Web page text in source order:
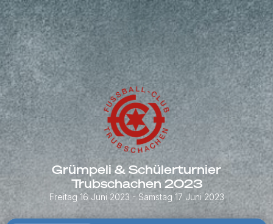
Grümpeli & Schülerturnier
Trubschachen 2023
Freitag 16 Juni 2023 - Samstag 17 Juni 2023